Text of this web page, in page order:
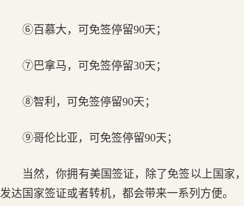
⑥百慕大，可免签停留90天；
⑦巴拿马，可免签停留30天；
⑧智利，可免签停留90天；
⑨哥伦比亚，可免签停留90天；
当然，你拥有美国签证，除了免签以上国家
发达国家签证或者转机，都会带来一系列方便。